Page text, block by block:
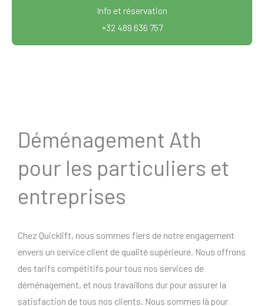
Info et réservation
+32 489 636 757
Déménagement Ath
pour les particuliers et
entreprises
Chez Quicklift, nous sommes fiers de notre engagement
envers un service client de qualité supérieure. Nous offrons
des tarifs compétitifs pour tous nos services de
déménagement, et nous travaillons dur pour assurer la
satisfaction de tous nos clients. Nous sommes là pour